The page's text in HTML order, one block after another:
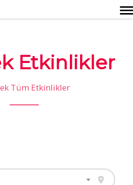
Etkinlikler
Tüm Etkinlikler